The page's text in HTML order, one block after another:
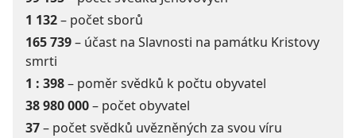
1 132– počet sborů
165 739– účast na Slavnosti na památku Kristovy
smrti
1 : 398– poměr svědků k počtu obyvatel
38 980 000– počet obyvatel
37– počet svědků uvězněných za svou víru